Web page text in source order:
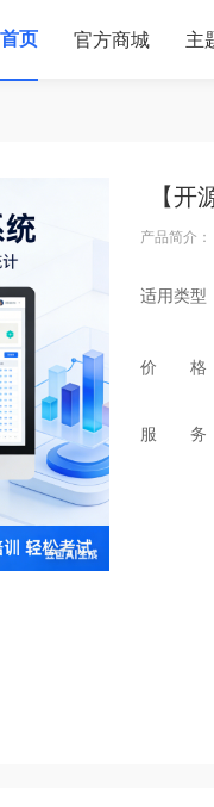
首页 官方商城 主
【
产品简介
适用类型
价 格
服 务